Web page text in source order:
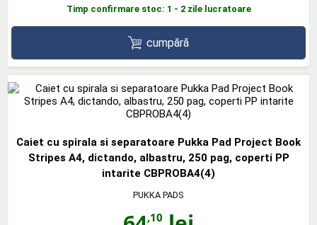
Timp confirmare stoc: 1 - 2 zile lucratoare
cumpără
Caiet cu spirala si separatoare Pukka Pad Project Book
Stripes A4, dictando, albastru, 250 pag, coperti PP
intarite CBPROBA4(4)
PUKKA PADS
,10